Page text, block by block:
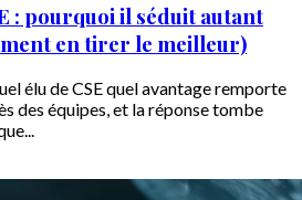
: pourquoi il séduit autant
en tirer le meilleur)
élu de CSE quel avantage remporte
des équipes, et la réponse tombe